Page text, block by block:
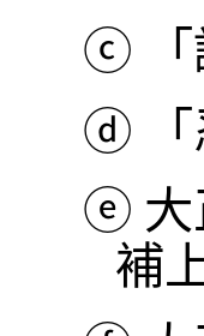
ⓒ
ⓓ
ⓔ
補